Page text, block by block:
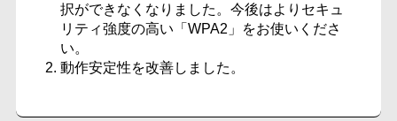
択ができなくなりました。今後はよりセキュ
リティ強度の高い「WPA2」をお使いくださ
い。
動作安定性を改善しました。